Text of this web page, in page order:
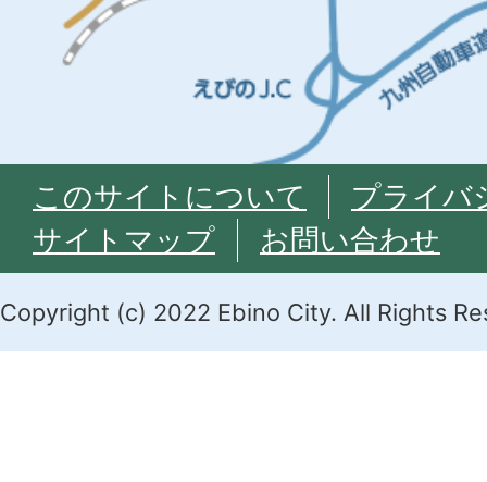
このサイトについて
プライバ
サイトマップ
お問い合わせ
Copyright (c) 2022 Ebino City. All Rights